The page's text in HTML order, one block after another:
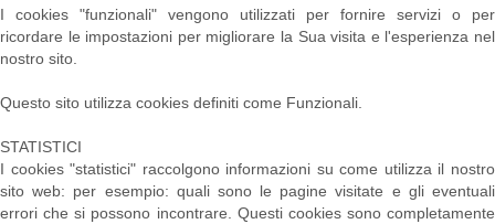
I cookies "funzionali" vengono utilizzati per fornire servizi o per
ricordare le impostazioni per migliorare la Sua visita e l'esperienza nel
nostro sito.
Questo sito utilizza cookies definiti come Funzionali
STATISTICI
I cookies "statistici" raccolgono informazioni su come utilizza il nostro
sito web: per esempio: quali sono le pagine visitate e gli eventuali
errori che si possono incontrare. Questi cookies sono completamente